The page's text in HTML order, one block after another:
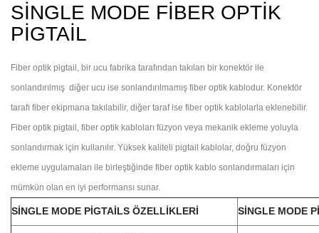
SINGLE MODE FIBER OPTIK
PIGTAIL
Fiber optik pigtail, bir ucu fabrika tarafından takılan bir konektör ile
sonlandırılmış diğer ucu ise sonlandırılmamış fiber optik kablodur. Konektör
tarafı fiber ekipmana takılabilir, diğer taraf ise fiber optik kablolarla eklenebilir.
Fiber optik pigtail, fiber optik kabloları füzyon veya mekanik ekleme yoluyla
sonlandırmak için kullanılır. Yüksek kaliteli pigtail kablolar, doğru füzyon
ekleme uygulamaları ile birleştiğinde fiber optik kablo sonlandırmaları için
mümkün olan en iyi performansı sunar.
SINGLE MODE PIGTAILS ÖZELLIKLERI SINGLE MODE